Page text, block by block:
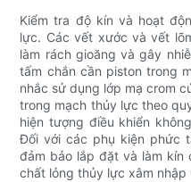
Kiểm tra độ kín và hoạt
lực. Các vết xước và vết
làm rách gioăng và gây
tấm chắn cần piston trong
nhắc sử dụng lớp mạ crom
trong mạch thủy lực theo
hiện tượng điều khiển
Đối với các phụ kiện phức
đảm bảo lắp đặt và làm kín
chất lỏng thủy lực xâm nhập